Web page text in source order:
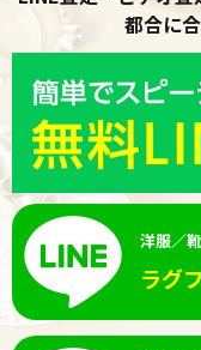
都合に
洋服／
ラグ